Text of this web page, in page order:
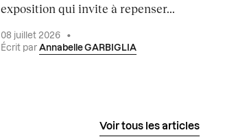
exposition qui invite à repenser...
08 juillet 2026
•
Écrit parAnnabelle GARBIGLIA
Voir tous les articles